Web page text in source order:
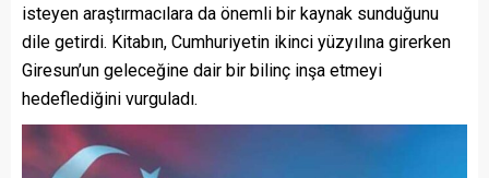
isteyen araştırmacılara da önemli bir kaynak sunduğunu
dile getirdi. Kitabın, Cumhuriyetin ikinci yüzyılına girerken
Giresun’un geleceğine dair bir bilinç inşa etmeyi
hedeflediğini vurguladı.